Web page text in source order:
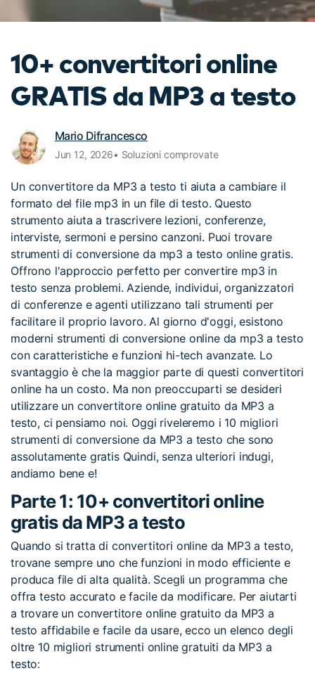
Tip per YouTube
Apprendimento
10+ convertitori online
GRATIS da MP3 a testo
Mario Difrancesco
Jun 12, 2026• Soluzioni comprovate
Un convertitore da MP3 a testo ti aiuta a cambiare il
formato del file mp3 in un file di testo. Questo
strumento aiuta a trascrivere lezioni, conferenze,
interviste, sermoni e persino canzoni. Puoi trovare
strumenti di conversione da mp3 a testo online gratis.
Offrono l'approccio perfetto per convertire mp3 in
testo senza problemi. Aziende, individui, organizzatori
di conferenze e agenti utilizzano tali strumenti per
facilitare il proprio lavoro. Al giorno d'oggi, esistono
moderni strumenti di conversione online da mp3 a testo
con caratteristiche e funzioni hi-tech avanzate. Lo
svantaggio è che la maggior parte di questi convertitori
online ha un costo. Ma non preoccuparti se desideri
utilizzare un convertitore online gratuito da MP3 a
testo, ci pensiamo noi. Oggi riveleremo i 10 migliori
strumenti di conversione da MP3 a testo che sono
assolutamente gratis Quindi, senza ulteriori indugi,
andiamo bene e!
Parte 1: 10+ convertitori online
gratis da MP3 a testo
Quando si tratta di convertitori online da MP3 a testo,
trovane sempre uno che funzioni in modo efficiente e
produca file di alta qualità. Scegli un programma che
offra testo accurato e facile da modificare. Per aiutarti
a trovare un convertitore online gratuito da MP3 a
testo affidabile e facile da usare, ecco un elenco degli
oltre 10 migliori strumenti online gratuiti da MP3 a
testo: